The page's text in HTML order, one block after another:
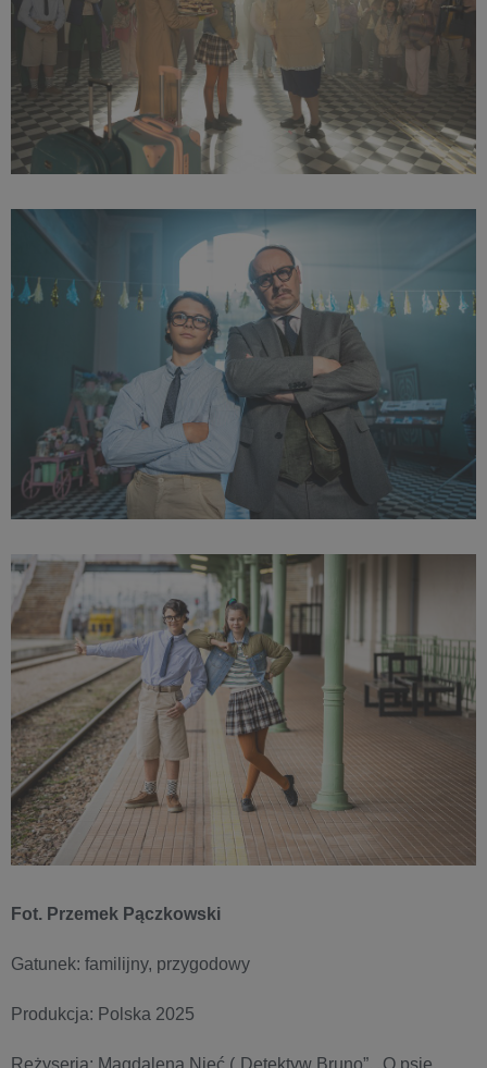
Fot. Przemek Pączkowski
Gatunek: familijny, przygodowy
Produkcja: Polska 2025
Reżyseria: Magdalena Nieć („Detektyw Bruno”, „O psie,